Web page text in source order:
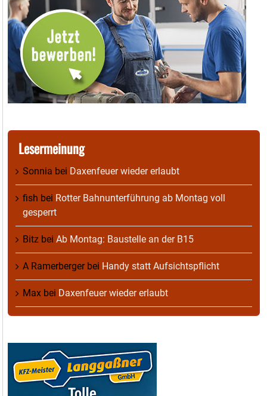
Lesermeinung
Sonnia bei Daxenfeuer wieder erlaubt
fish bei Rotter Bahnunterführung ab Montag voll
gesperrt
Bitz bei Ab Montag: Baustelle an der B15
A Ramerbergerbei Handy statt Aufsichtspflicht
Max bei Daxenfeuer wieder erlaubt